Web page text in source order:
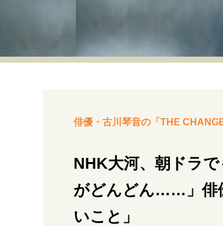
ライフスタイル・生き方
社会・カルチャー・マネー
俳優・古川琴音の「THE
NHK大河、朝ドラ
がどんどん……」俳
いこと」